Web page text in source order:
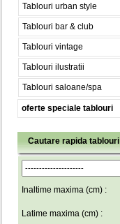
Tablouri urban style
Tablouri bar & club
Tablouri vintage
Tablouri ilustratii
Tablouri saloane/spa
oferte speciale tablouri
Cautare rapida tablouri
Inaltime maxima (cm) :
Latime maxima (cm) :